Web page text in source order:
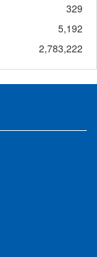
329
5,192
2,783,222